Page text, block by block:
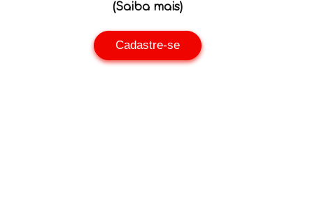
(Saiba mais)
Cadastre-se